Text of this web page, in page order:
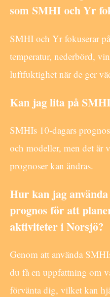
som SMHI och Yr
SMHI och Yr fokuserar
temperatur, nederbörd,
luftfuktighet när de ger
Kan jag lita på
SMHIs 10-dagars
och modeller, men det är
prognoser kan ändras.
Hur kan jag
prognos för att
aktiviteter i Norsjö?
Genom att använda
du få en uppfattning om
förvänta dig, vilket kan